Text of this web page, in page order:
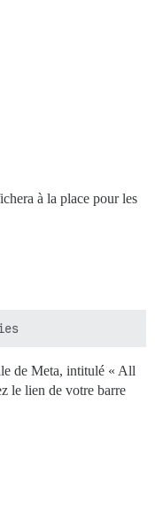
à la place pour les
de Meta, intitulé « All
le lien de votre barre